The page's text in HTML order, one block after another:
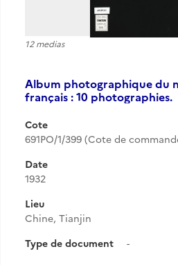
12 medias
Album photographique du
français : 10 photographies.
Cote
691PO/1/399 (Cote de
Date
1932
Lieu
Chine, Tianjin
Type de document
-